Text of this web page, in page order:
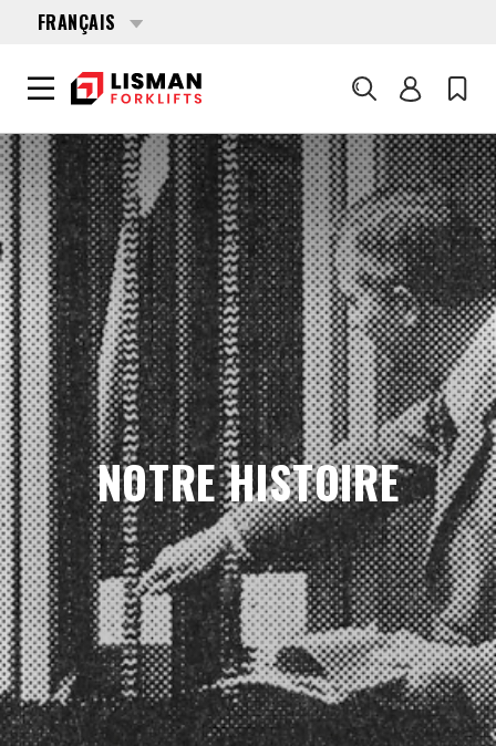
FRANÇAIS
Chercher
NOTRE HISTOIRE
LISMAN FORKLIFTS
L'ENTREPRISE
NOTRE HISTOIRE